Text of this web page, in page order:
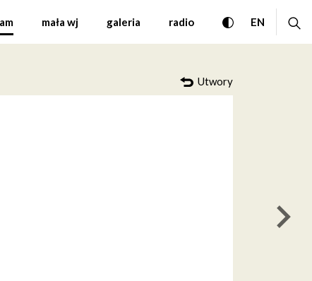
Muzyki
mała wj galeria radio przełącz
ENCHANGE
Utwory